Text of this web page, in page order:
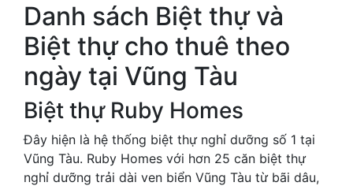
Danh sách Biệt thự và
Biệt thự cho thuê theo
ngày tại Vũng Tàu
Biệt thự Ruby Homes
Đây hiện là hệ thống biệt thự nghỉ dưỡng số 1 tại
Vũng Tàu. Ruby Homes với hơn 25 căn biệt thự
nghỉ dưỡng trải dài ven biển Vũng Tàu từ bãi dâu,